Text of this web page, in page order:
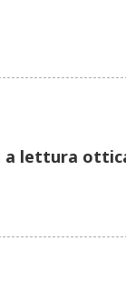
lettura